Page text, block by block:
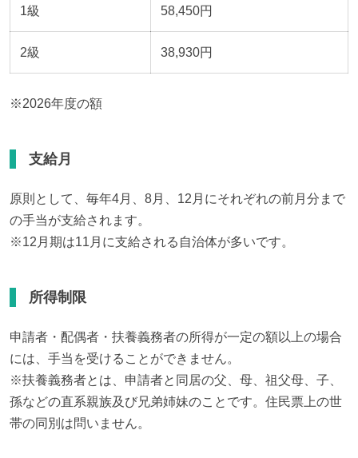
1級 58,450円
2級 38,930円
※2026年度の額
支給月
原則として、毎年4月、8月、12月にそれぞれの前月分まで
の手当が支給されます。
※12月期は11月に支給される自治体が多いです。
所得制限
申請者・配偶者・扶養義務者の所得が一定の額以上の場合
には、手当を受けることができません。
※扶養義務者とは、申請者と同居の父、母、祖父母、子、
孫などの直系親族及び兄弟姉妹のことです。住民票上の世
帯の同別は問いません。